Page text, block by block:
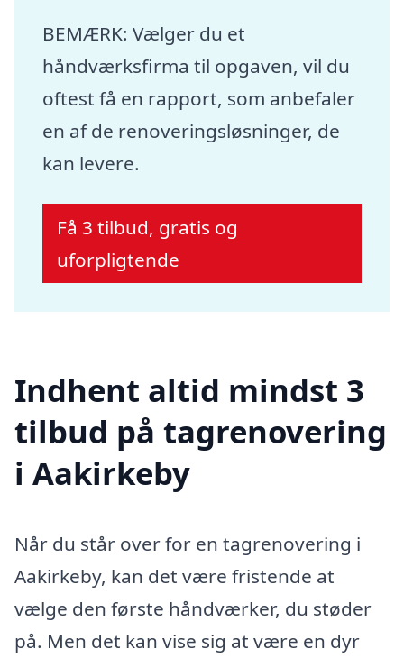
BEMÆRK: Vælger du et
håndværksfirma til opgaven, vil du
oftest få en rapport, som anbefaler
en af de renoveringsløsninger, de
kan levere.
Få 3 tilbud, gratis og
uforpligtende
Indhent altid mindst 3
tilbud på tagrenovering
i Aakirkeby
Når du står over for en tagrenovering i
Aakirkeby, kan det være fristende at
vælge den første håndværker, du støder
på. Men det kan vise sig at være en dyr